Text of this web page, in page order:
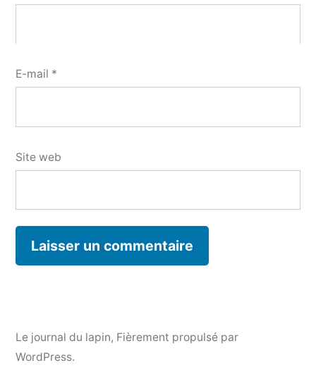
E-mail *
Site web
Le journal du lapin, Fièrement propulsé par
WordPress.